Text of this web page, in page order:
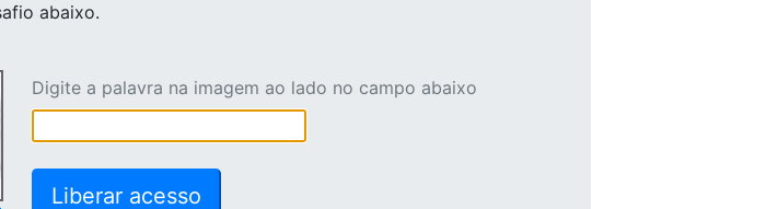
abaixo.
Digite a palavra na imagem ao lado no campo abaixo